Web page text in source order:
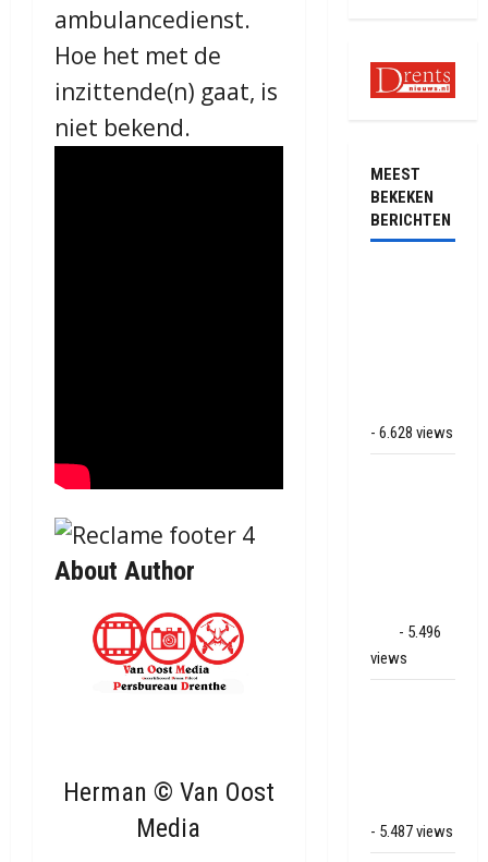
ambulancedienst.
Hoe het met de
inzittende(n) gaat, is
niet bekend.
About Author
Herman © Van Oost
Media
MEEST
BEKEKEN
BERICHTEN
- 6.628 views
- 5.496
views
- 5.487 views